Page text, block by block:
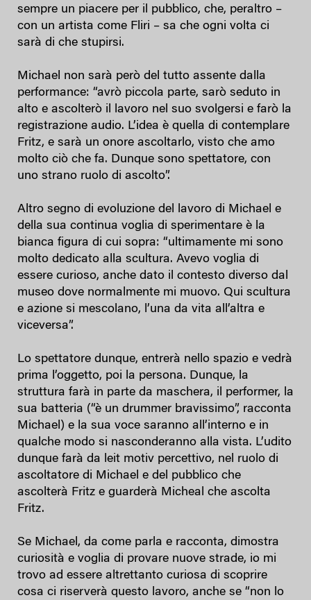
sempre un piacere per il pubblico, che, peraltro –
con un artista come Fliri – sa che ogni volta ci
sarà di che stupirsi.
Michael non sarà però del tutto assente dalla
performance: “avrò piccola parte, sarò seduto in
alto e ascolterò il lavoro nel suo svolgersi e farò la
registrazione audio. L’idea è quella di contemplare
Fritz, e sarà un onore ascoltarlo, visto che amo
molto ciò che fa. Dunque sono spettatore, con
uno strano ruolo di ascolto”.
Altro segno di evoluzione del lavoro di Michael e
della sua continua voglia di sperimentare è la
bianca figura di cui sopra: “ultimamente mi sono
molto dedicato alla scultura. Avevo voglia di
essere curioso, anche dato il contesto diverso dal
museo dove normalmente mi muovo. Qui scultura
e azione si mescolano, l’una da vita all’altra e
viceversa”.
Lo spettatore dunque, entrerà nello spazio e vedrà
prima l’oggetto, poi la persona. Dunque, la
struttura farà in parte da maschera, il performer, la
sua batteria (“è un drummer bravissimo”, racconta
Michael) e la sua voce saranno all’interno e in
qualche modo si nasconderanno alla vista. L’udito
dunque farà da leit motiv percettivo, nel ruolo di
ascoltatore di Michael e del pubblico che
ascolterà Fritz e guarderà Micheal che ascolta
Fritz.
Se Michael, da come parla e racconta, dimostra
curiosità e voglia di provare nuove strade, io mi
trovo ad essere altrettanto curiosa di scoprire
cosa ci riserverà questo lavoro, anche se “non lo